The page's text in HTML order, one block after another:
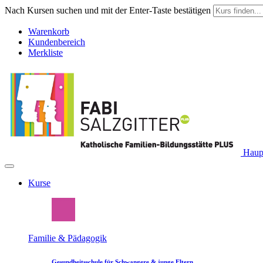
Nach Kursen suchen und mit der Enter-Taste bestätigen
Warenkorb
Kundenbereich
Merkliste
Kurse
Familie & Pädagogik